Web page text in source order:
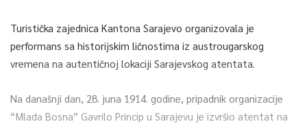
Turistička zajednica Kantona Sarajevo organizovala je
performans sa historijskim ličnostima iz austrougarskog
vremena na autentičnoj lokaciji Sarajevskog atentata.
Na današnji dan, 28. juna 1914. godine, pripadnik organizacije
“Mlada Bosna” Gavrilo Princip u Sarajevu je izvršio atentat na